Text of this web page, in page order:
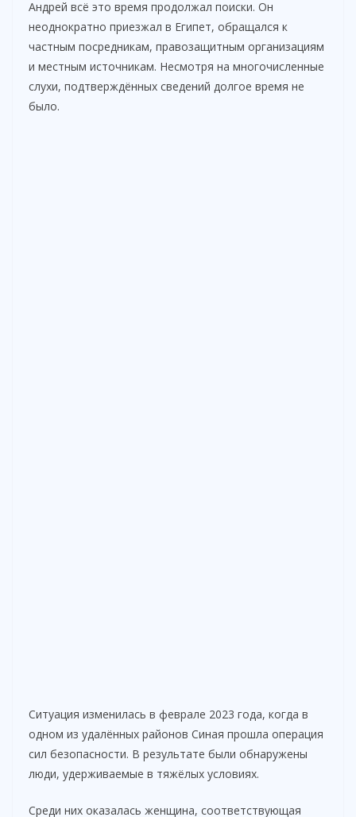
i
d
Андрей всё это время продолжал поиски. Он
неоднократно приезжал в Египет, обращался к
частным посредникам, правозащитным организациям
и местным источникам. Несмотря на многочисленные
слухи, подтверждённых сведений долгое время не
было.
Ситуация изменилась в феврале 2023 года, когда в
одном из удалённых районов Синая прошла операция
сил безопасности. В результате были обнаружены
люди, удерживаемые в тяжёлых условиях.
Среди них оказалась женщина, соответствующая